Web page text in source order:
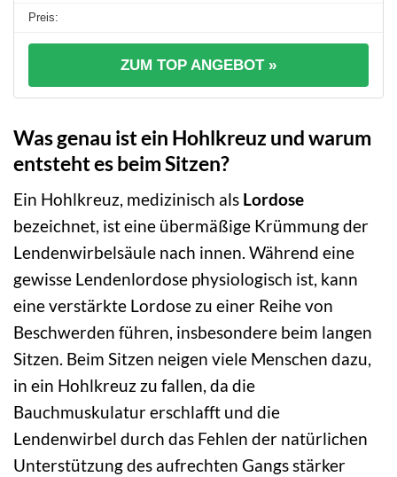
ZUM TOP ANGEBOT »
Was genau ist ein Hohlkreuz und warum
entsteht es beim Sitzen?
Ein Hohlkreuz, medizinisch als Lordose
bezeichnet, ist eine übermäßige Krümmung der
Lendenwirbelsäule nach innen. Während eine
gewisse Lendenlordose physiologisch ist, kann
eine verstärkte Lordose zu einer Reihe von
Beschwerden führen, insbesondere beim langen
Sitzen. Beim Sitzen neigen viele Menschen dazu,
in ein Hohlkreuz zu fallen, da die
Bauchmuskulatur erschlafft und die
Lendenwirbel durch das Fehlen der natürlichen
Unterstützung des aufrechten Gangs stärker